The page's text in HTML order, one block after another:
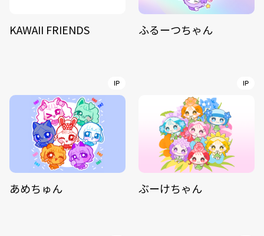
KAWAII FRIENDS ふるーつちゃん
IP
あめちゅん
IP
ぶーけちゃん